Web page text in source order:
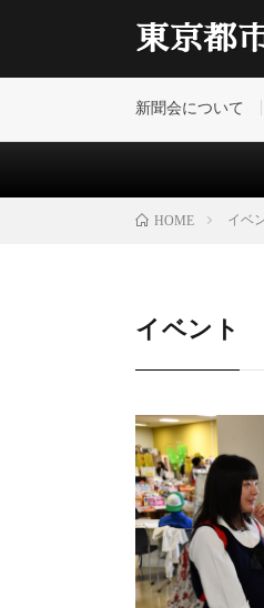
東京都
新聞会について
HOME イベ
イベント